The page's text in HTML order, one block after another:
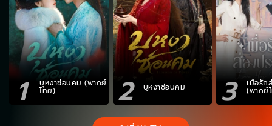
1 บุหงาซ่อนคม (พากย์
ไทย) 2 บุหงาซ่อนคม 3 เมื่อรัก
(พากย์